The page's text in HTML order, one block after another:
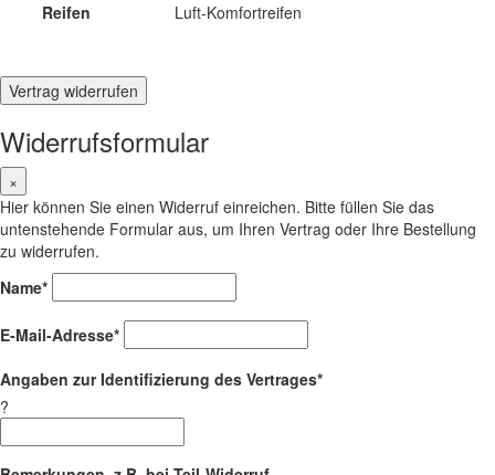
Reifen
Luft-Komfortreifen
Vertrag widerrufen
Widerrufsformular
×
Hier können Sie einen Widerruf einreichen. Bitte füllen Sie das
untenstehende Formular aus, um Ihren Vertrag oder Ihre Bestellung
zu widerrufen.
Name*
E-Mail-Adresse*
Angaben zur Identifizierung des Vertrages*
?